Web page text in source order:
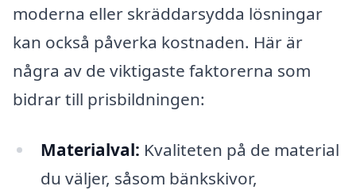
moderna eller skräddarsydda lösningar
kan också påverka kostnaden. Här är
några av de viktigaste faktorerna som
bidrar till prisbildningen:
Materialval: Kvaliteten på de material
du väljer, såsom bänkskivor,